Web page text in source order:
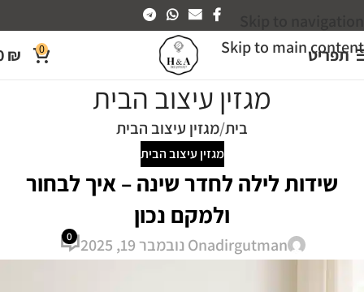
Skip to main content
תפריט 0
₪
מגזין עיצוב הבית
בית מגזין עיצוב הבית
מגזין עיצוב הבית
שידות לילה לחדר שינה – איך לבחור
ולמקם נכון
adirgutmanOn נובמבר 19, 2025 0